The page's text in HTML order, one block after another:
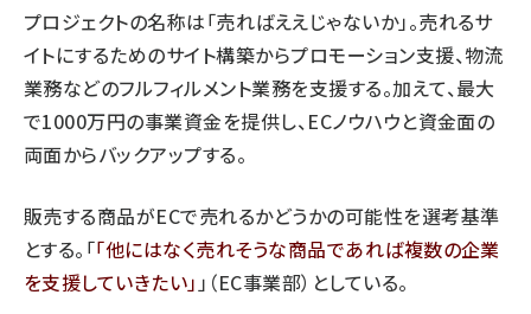
プロジェクトの名称は「売ればええじゃないか」。売れるサ
イトにするためのサイト構築からプロモーション支援、物流
業務などのフルフィルメント業務を支援する。加えて、最大
で1000万円の事業資金を提供し、ECノウハウと資金面の
両面からバックアップする。
販売する商品がECで売れるかどうかの可能性を選考基準
とする。「 他にはなく売れそうな商品であれば複数の企業
を支援していきたい 」（EC事業部）としている。